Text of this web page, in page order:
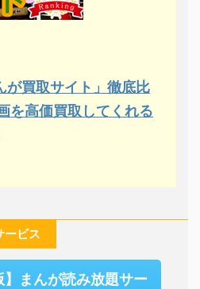
が買取サイト」徹底比
を高価買取してくれる
ービス
】まんが読み放題サー